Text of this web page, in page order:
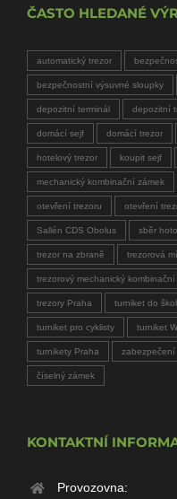
ČASTO HLEDANÉ
automatický trezor
bezpečnostní výsuvné sloupky
depozitní terminál depozitní
domácí sejf domácí trezor
hotelový trezor koupit sejf
mechanický kombinační zámek
otevření trezoru otevření
Sallén CDS Obolus sběr
trezor na zbraně trezorová
trezorový mechanický kombinační
trezory Praha turniket do
turniket pro cyklisty turniket
turnikety Praha zabezpečení
číselný zámek
KONTAKTNÍ
Provozovna: